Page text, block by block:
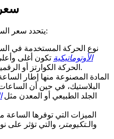
يتحدد سعر الساعة بناءً على ثلاثة عوامل رئيسية:
نوع الحركة المستخدمة في
الأوتوماتيكية تكون أغلى
الحركة الكوارتز أو الرقمية تعتبر في فئات أقل تكلفة.
المادة المصنوعة منها إطار
البلاستيك، في حين أن
الجلد الطبيعي أو المعدن مثل
الميزات التي توفرها الساعة
والـتكيومتر ، والتي تؤثر على